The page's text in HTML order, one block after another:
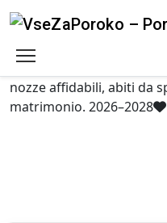
VseZaPoroko.net
Plan Your Wedding
EN
VseZaPoroko –
matrimoni locali e
Austria, Italia, Croazia e
nozze affidabili, abiti da
matrimonio. 2026–2028